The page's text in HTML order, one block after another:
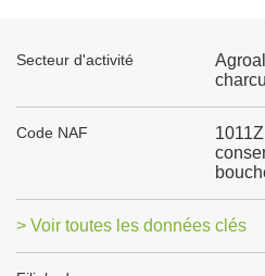
Secteur d'activité
Code NAF
> Voir toutes les données clés